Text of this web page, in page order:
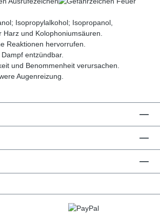
Isopropylalkohol; Isopropanol,
Harz und Kolophoniumsäuren.
Reaktionen hervorrufen.
entzündbar.
und Benommenheit verursachen.
Augenreizung.